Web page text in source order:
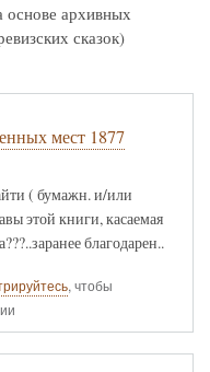
основе архивных
сказок)
мест 1877
( бумажн. и/или
этой книги, касаемая
благодарен..
, чтобы